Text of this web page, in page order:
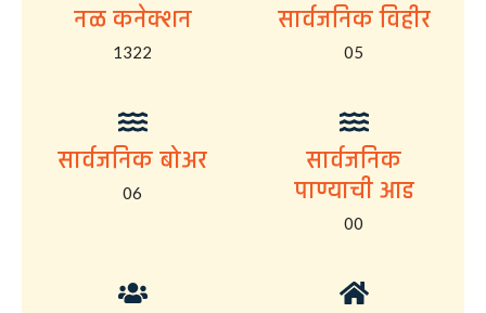
नळ कनेक्शन
1322
सार्वजनिक विहीर
05
सार्वजनिक बोअर
06
सार्वजनिक
पाण्याची आड
00